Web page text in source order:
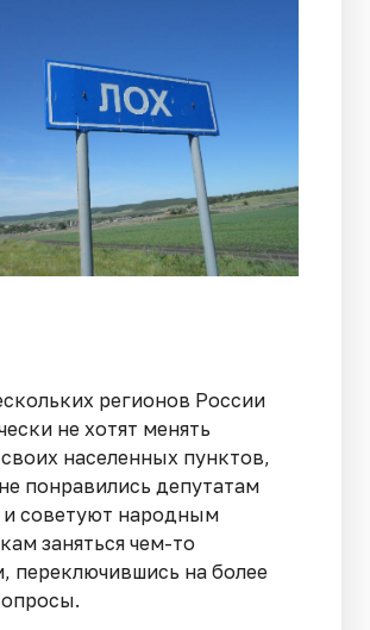
регионов России
не хотят менять
населенных пунктов,
понравились депутатам
советуют народным
заняться чем-то
переключившись на более